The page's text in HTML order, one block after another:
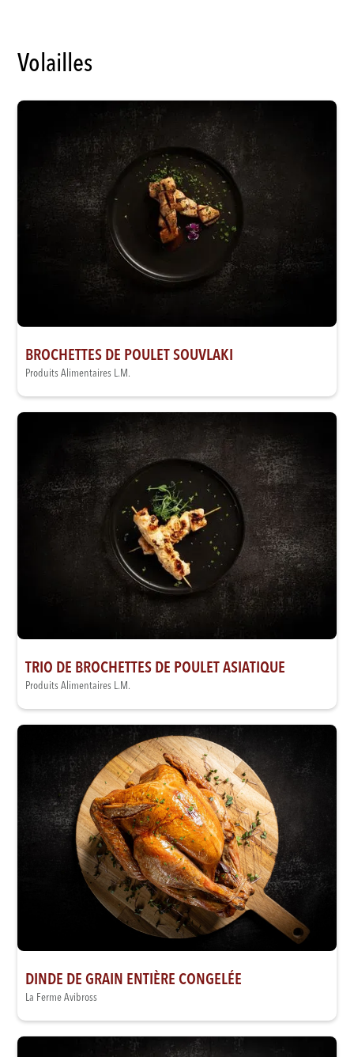
Volailles
BROCHETTES DE POULET SOUVLAKI
Produits Alimentaires L.M.
TRIO DE BROCHETTES DE POULET ASIATIQUE
Produits Alimentaires L.M.
DINDE DE GRAIN ENTIÈRE CONGELÉE
La Ferme Avibross